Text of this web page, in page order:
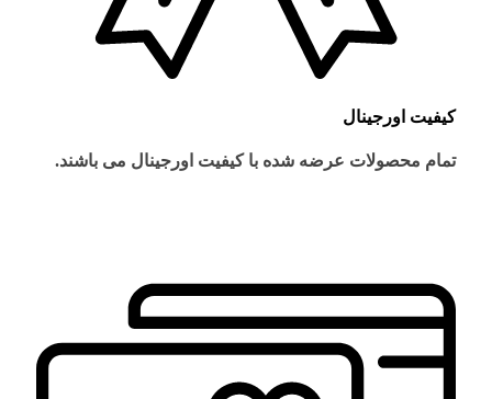
کیفیت اورجینال
تمام محصولات عرضه شده با کیفیت اورجینال می باشند.